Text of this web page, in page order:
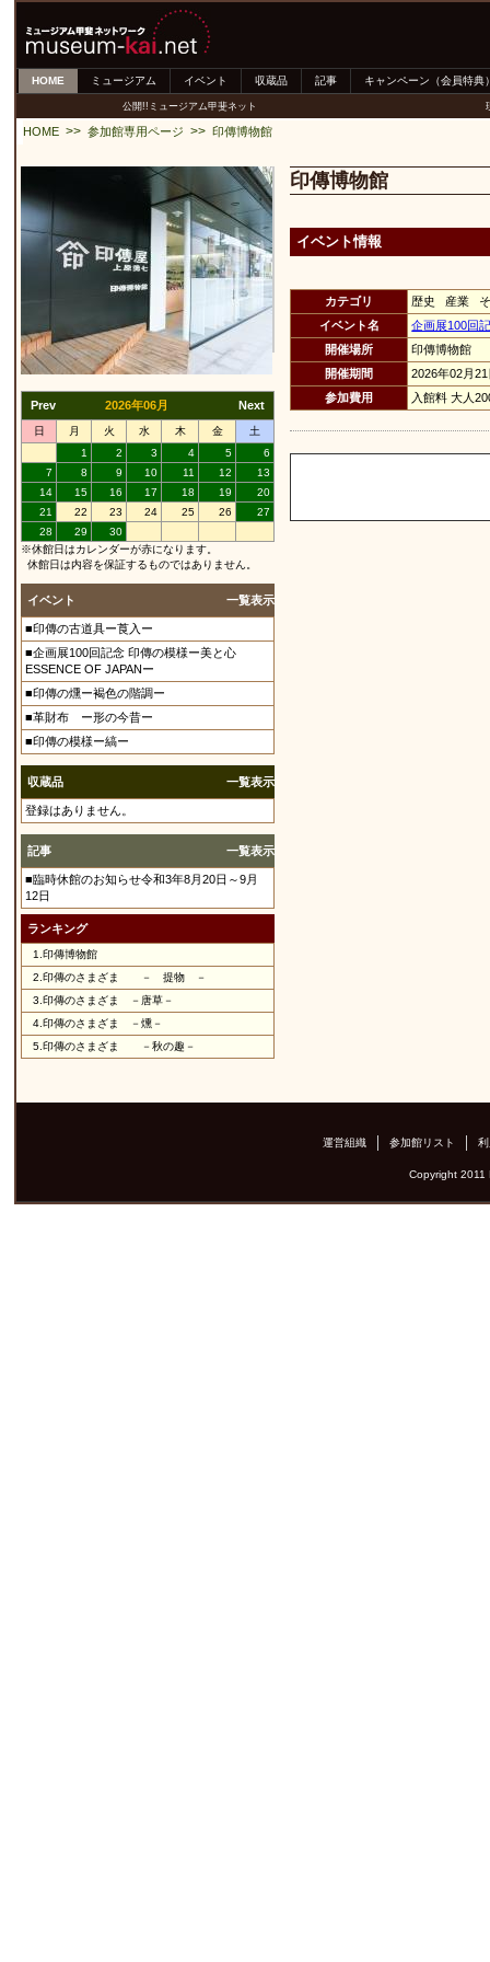
HOME ミュージアム イベント 収蔵品 記事 キャンペーン（会員特典
公開!!ミュージアム甲斐ネット
HOME >> 参加館専用ページ >> 印傳博物館
Prev 2026年06月 Next
日 月 火 水 木 金
土
1
2 3 4 5
6
7
8 9 10 11 12
13
14
15 16 17 18 19
20
21
22 23 24 25 26
27
28
29
30
※休館日はカレンダーが赤になります。
休館日は内容を保証するものではありません。
イベント 一覧表示
■印傳の古道具ー莨入ー
■企画展100回記念 印傳の模様ー美と心
ESSENCE OF JAPANー
■印傳の燻ー褐色の階調ー
■革財布 ー形の今昔ー
■印傳の模様ー縞ー
収蔵品 一覧表示
登録はありません。
記事 一覧表示
■臨時休館のお知らせ令和3年8月20日～9月
12日
ランキング
1. 印傳博物館
2. 印傳のさまざま － 提物 －
3. 印傳のさまざま －唐草－
4. 印傳のさまざま －燻－
5. 印傳のさまざま －秋の趣－
印傳博物館
イベント情報
カテゴリ
歴史 産業
イベント名
企画展100回
開催場所
印傳博物館
開催期間
2026年02月
参加費用
入館料 大人
運営組織 参加館リスト
Copyright 2011